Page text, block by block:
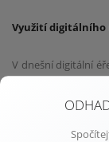
Využití digitálního
V dnešní digitální
jako její fyzický
videoprohlídky,